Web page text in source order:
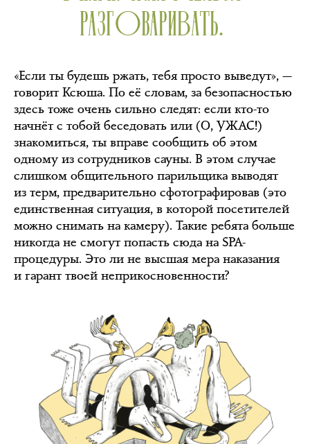
РАЗГОВАРИВАТЬ.
«Если ты будешь ржать, тебя просто выведут», —
говорит Ксюша. По её словам, за безопасностью
здесь тоже очень сильно следят: если кто-то
начнёт с тобой беседовать или (О, УЖАС!)
знакомиться, ты вправе сообщить об этом
одному из сотрудников сауны. В этом случае
слишком общительного парильщика выводят
из терм, предварительно сфотографировав (это
единственная ситуация, в которой посетителей
можно снимать на камеру). Такие ребята больше
никогда не смогут попасть сюда на SPA-
процедуры. Это ли не высшая мера наказания
и гарант твоей неприкосновенности?